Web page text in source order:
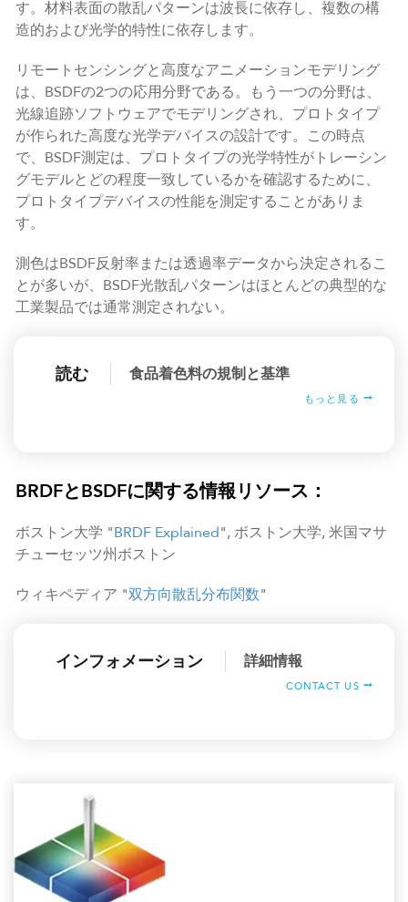
す。材料表面の散乱パターンは波長に依存し、複数の構
造的および光学的特性に依存します。
リモートセンシングと高度なアニメーションモデリング
は、BSDFの2つの応用分野である。もう一つの分野は、
光線追跡ソフトウェアでモデリングされ、プロトタイプ
が作られた高度な光学デバイスの設計です。この時点
で、BSDF測定は、プロトタイプの光学特性がトレーシン
グモデルとどの程度一致しているかを確認するために、
プロトタイプデバイスの性能を測定することがありま
す。
測色はBSDF反射率または透過率データから決定されるこ
とが多いが、BSDF光散乱パターンはほとんどの典型的な
工業製品では通常測定されない。
読む 食品着色料の規制と基準
もっと見る
BRDFとBSDFに関する情報リソース：
ボストン大学 "BRDF Explained", ボストン大学, 米国マサ
チューセッツ州ボストン
ウィキペディア "双方向散乱分布関数"
インフォメーション 詳細情報
CONTACT US